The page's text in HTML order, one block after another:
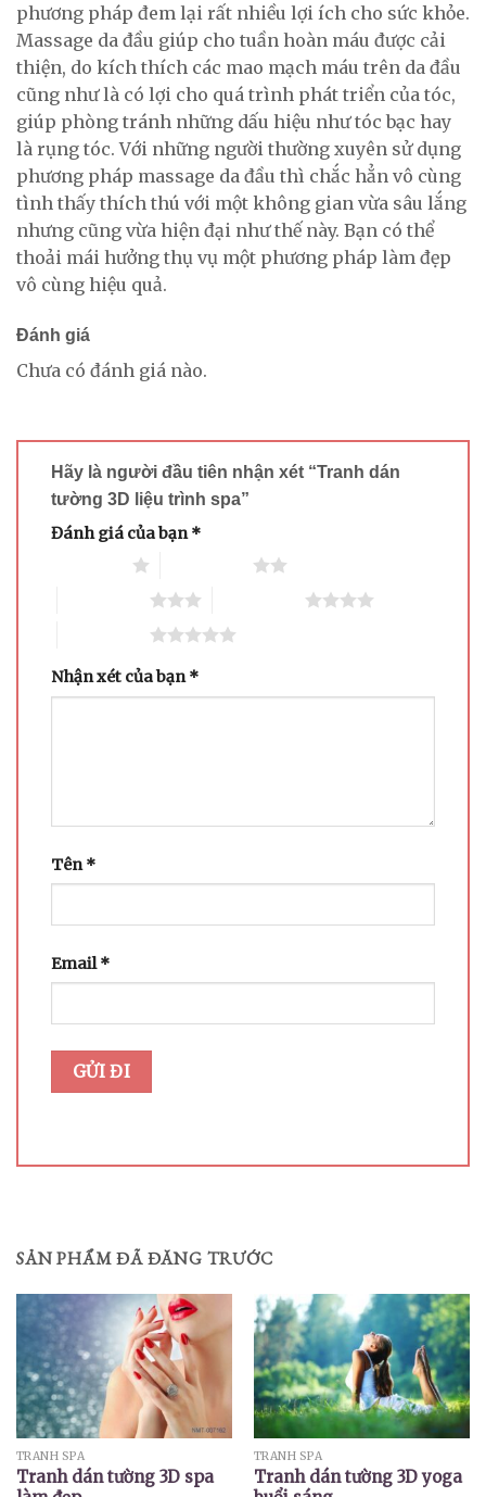
phương pháp đem lại rất nhiều lợi ích cho sức khỏe.
Massage da đầu giúp cho tuần hoàn máu được cải
thiện, do kích thích các mao mạch máu trên da đầu
cũng như là có lợi cho quá trình phát triển của tóc,
giúp phòng tránh những dấu hiệu như tóc bạc hay
là rụng tóc. Với những người thường xuyên sử dụng
phương pháp massage da đầu thì chắc hẳn vô cùng
tình thấy thích thú với một không gian vừa sâu lắng
nhưng cũng vừa hiện đại như thế này. Bạn có thể
thoải mái hưởng thụ vụ một phương pháp làm đẹp
vô cùng hiệu quả.
Đánh giá
Chưa có đánh giá nào.
Hãy là người đầu tiên nhận xét “Tranh dán
tường 3D liệu trình spa”
Đánh giá của bạn *
Nhận xét của bạn*
Tên *
Email*
SẢN PHẨM ĐÃ ĐĂNG TRƯỚC
TRANH SPA
Tranh dán tường 3D spa
TRANH SPA
Tranh dán tường 3D yoga